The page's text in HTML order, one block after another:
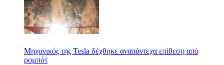
Μηχανικός της Tesla δέχθηκε αναπάντεχα επίθεση από
ρομπότ